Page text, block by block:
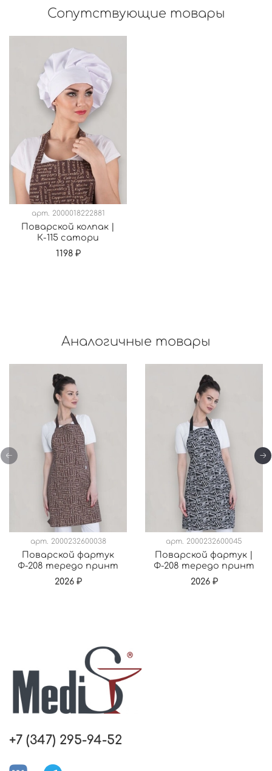
Сопутствующие товары
арт. 2000018222881
Поварской колпак |
К-115 сатори
1198 ₽
Аналогичные товары
арт. 2000232600038
Поварской фартук
Ф-208 тередо принт
2026 ₽
арт. 2000232600045
Поварской фартук |
Ф-208 тередо принт
2026 ₽
+7 (347) 295-94-52